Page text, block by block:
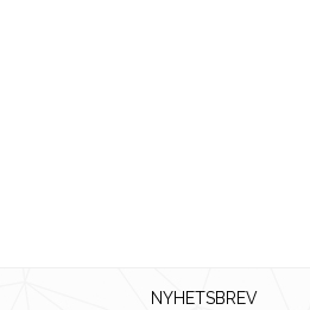
NYHETSBREV